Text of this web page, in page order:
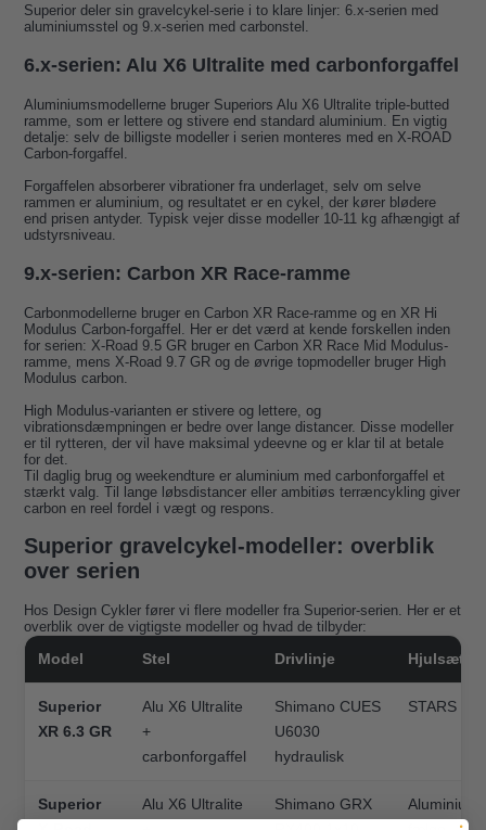
Superior deler sin gravelcykel-serie i to klare linjer: 6.x-serien med
aluminiumsstel og 9.x-serien med carbonstel.
6.x-serien: Alu X6 Ultralite med carbonforgaffel
Aluminiumsmodellerne bruger Superiors Alu X6 Ultralite triple-butted
ramme, som er lettere og stivere end standard aluminium. En vigtig
detalje: selv de billigste modeller i serien monteres med en X-ROAD
Carbon-forgaffel.
Forgaffelen absorberer vibrationer fra underlaget, selv om selve
rammen er aluminium, og resultatet er en cykel, der kører blødere
end prisen antyder. Typisk vejer disse modeller 10-11 kg afhængigt af
udstyrsniveau.
9.x-serien: Carbon XR Race-ramme
Carbonmodellerne bruger en Carbon XR Race-ramme og en XR Hi
Modulus Carbon-forgaffel. Her er det værd at kende forskellen inden
for serien: X-Road 9.5 GR bruger en Carbon XR Race Mid Modulus-
ramme, mens X-Road 9.7 GR og de øvrige topmodeller bruger High
Modulus carbon.
High Modulus-varianten er stivere og lettere, og
vibrationsdæmpningen er bedre over lange distancer. Disse modeller
er til rytteren, der vil have maksimal ydeevne og er klar til at betale
for det.
Til daglig brug og weekendture er aluminium med carbonforgaffel et
stærkt valg. Til lange løbsdistancer eller ambitiøs terræncykling giver
carbon en reel fordel i vægt og respons.
Superior gravelcykel-modeller: overblik
over serien
Hos Design Cykler fører vi flere modeller fra Superior-serien. Her er et
overblik over de vigtigste modeller og hvad de tilbyder:
Model Stel Drivlinje Hjulsæt
Superior
XR 6.3 GR
Alu X6 Ultralite
+
carbonforgaffel
Shimano CUES
U6030
hydraulisk
STARS
Superior
Alu X6 Ultralite
Shimano GRX
Aluminium